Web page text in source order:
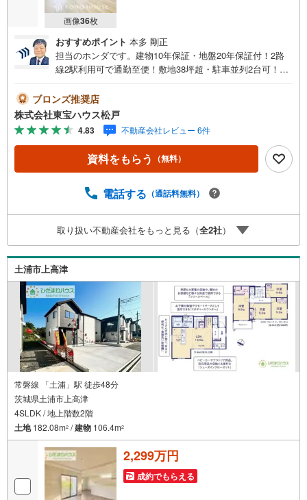
画像36枚
おすすめポイント 本多 剛正
担当のホンダです。建物10年保証・地盤20年保証付！2路
線2駅利用可で通勤至便！敷地38坪超・駐車並列2台可！本
す！【営業時間9:00～21:00】ご見学希望のお客様:右上の
「室内・現地を見学する」をクリックして下さい。資料請
求希望のお客様:右上の「資料をもらう」をクリックして下
さい。【東宝ハウス松戸のポイント】（1）不動産のご提案
から資金計画・ライフシミュレーションのご相談・無理の
ないライフプラン、提携による低金利住宅ローンのご提
ダー」で見える化します。（2）ご購入後から始まる「専属
キャッシュフローのグラフ化、効果的な生命保険の見直
し、繰り上げ返済の効果的なタイミングなどご提案させて
頂きます。
ブロンズ推奨店
株式会社東宝ハウス松戸
4.83 不動産会社レビュー 6件
資料をもらう （無料）
電話する （通話料無料）
取り扱い不動産会社をもっと見る（全2社）
土浦市上高津
常磐線 「土浦」駅 徒歩48分
茨城県土浦市上高津
4SLDK / 地上階数2階
土地182.08m2 /建物 106.4m2
2,299万円
成約でもらえる